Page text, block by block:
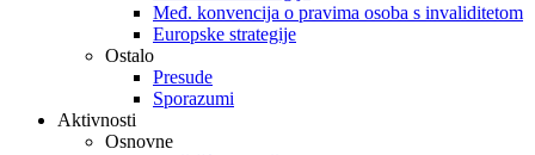
Međ. konvencija o pravima osoba s invaliditetom
Europske strategije
Ostalo
Presude
Sporazumi
Aktivnosti
Osnovne